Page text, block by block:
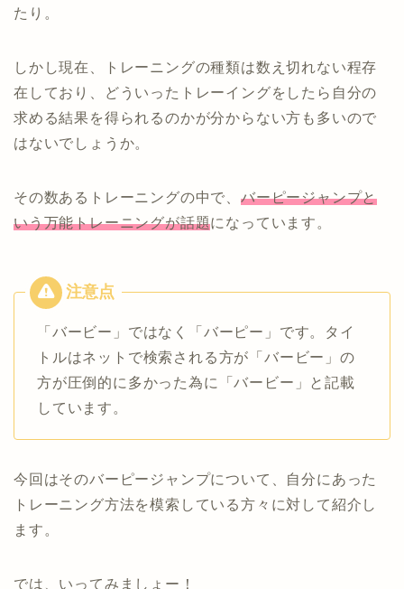
たり。
しかし現在、トレーニングの種類は数え切れない程存
在しており、どういったトレーイングをしたら自分の
求める結果を得られるのかが分からない方も多いので
はないでしょうか。
その数あるトレーニングの中で、 バーピージャンプと
いう万能トレーニングが話題になっています。
「バービー」ではなく「バーピー」です。タイ
トルはネットで検索される方が「バービー」の
方が圧倒的に多かった為に「バービー」と記載
しています。
今回はそのバーピージャンプについて、自分にあった
トレーニング方法を模索している方々に対して紹介し
ます。
では、いってみましょー！